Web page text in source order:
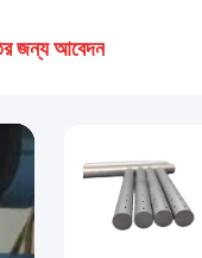
জন্য আবেদন